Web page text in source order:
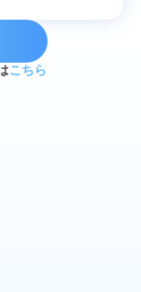
こちら